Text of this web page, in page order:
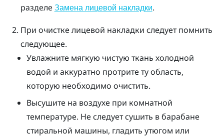
разделе Замена лицевой накладки.
При очистке лицевой накладки следует помнить
следующее.
Увлажните мягкую чистую ткань холодной
водой и аккуратно протрите ту область,
которую необходимо очистить.
Высушите на воздухе при комнатной
температуре. Не следует сушить в барабане
стиральной машины, гладить утюгом или